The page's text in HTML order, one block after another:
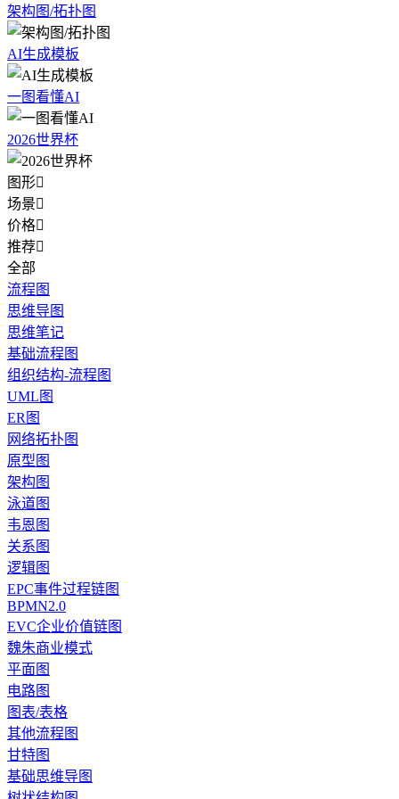
架构图/拓扑图
AI生成模板
一图看懂AI
2026世界杯
图形
场景
价格
推荐
全部
流程图
思维导图
思维笔记
基础流程图
组织结构-流程图
UML图
ER图
网络拓扑图
原型图
架构图
泳道图
韦恩图
关系图
逻辑图
EPC事件过程链图
BPMN2.0
EVC企业价值链图
魏朱商业模式
平面图
电路图
图表/表格
其他流程图
甘特图
基础思维导图